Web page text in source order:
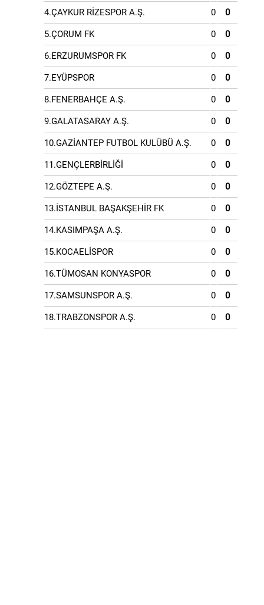
4.ÇAYKUR RİZESPOR A.Ş. 0 0
5.ÇORUM FK 0 0
6.ERZURUMSPOR FK 0 0
7.EYÜPSPOR 0 0
8.FENERBAHÇE A.Ş. 0 0
9.GALATASARAY A.Ş. 0 0
10.GAZİANTEP FUTBOL KULÜBÜ A.Ş. 0 0
11.GENÇLERBİRLİĞİ 0 0
12.GÖZTEPE A.Ş. 0 0
13.İSTANBUL BAŞAKŞEHİR FK 0 0
14.KASIMPAŞA A.Ş. 0 0
15.KOCAELİSPOR 0 0
16.TÜMOSAN KONYASPOR 0 0
17.SAMSUNSPOR A.Ş. 0 0
18.TRABZONSPOR A.Ş. 0 0